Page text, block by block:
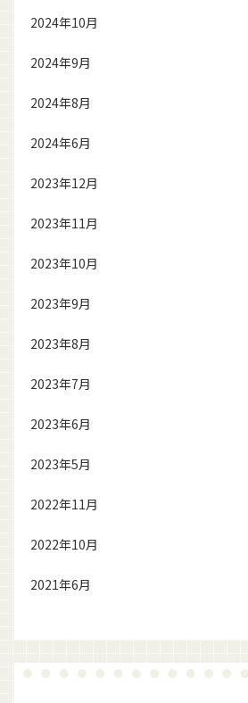
2024年10月
2024年9月
2024年8月
2024年6月
2023年12月
2023年11月
2023年10月
2023年9月
2023年8月
2023年7月
2023年6月
2023年5月
2022年11月
2022年10月
2021年6月